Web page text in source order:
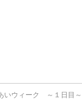
いウィーク ～１日目～